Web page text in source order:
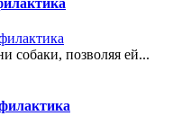
собаки, позволяя ей...